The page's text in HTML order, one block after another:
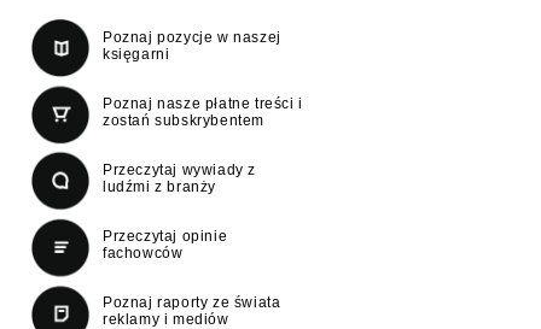
Poznaj pozycje w naszej
księgarni
Poznaj nasze płatne treści i
zostań subskrybentem
Przeczytaj wywiady z
ludźmi z branży
Przeczytaj opinie
fachowców
Poznaj raporty ze świata
reklamy i mediów